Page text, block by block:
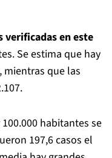
verificadas en este
Se estima que hay
mientras que las
habitantes se
197,6 casos el